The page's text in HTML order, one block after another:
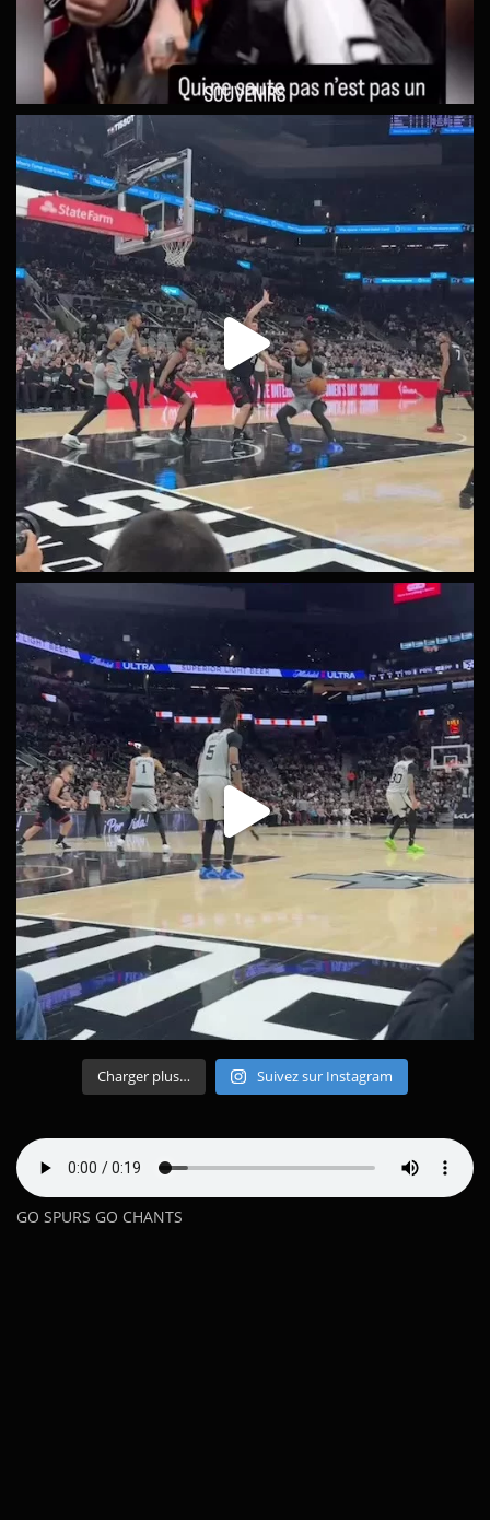
Charger plus… Suivez sur Instagram
GO SPURS GO CHANTS